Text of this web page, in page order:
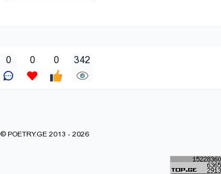
0 0 0 342
© POETRY.GE 2013 - 2026